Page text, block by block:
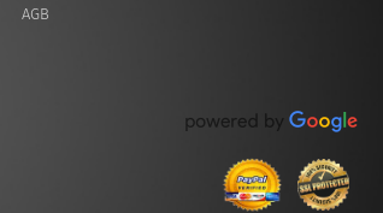
AGB